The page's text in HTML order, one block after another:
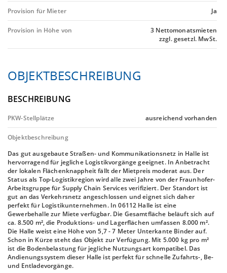
Provision für Mieter Ja
Provision in Höhe von
3 Nettomonatsmieten
zzgl. gesetzl. MwSt.
OBJEKTBESCHREIBUNG
BESCHREIBUNG
PKW-Stellplätze ausreichend vorhanden
Objektbeschreibung
Das gut ausgebaute Straßen- und Kommunikationsnetz in Halle ist
hervorragend für jegliche Logistikvorgänge geeignet. In Anbetracht
der lokalen Flächenknappheit fällt der Mietpreis moderat aus. Der
Status als Top-Logistikregion wird alle zwei Jahre von der Fraunhofer-
Arbeitsgruppe für Supply Chain Services verifiziert. Der Standort ist
gut an das Verkehrsnetz angeschlossen und eignet sich daher
perfekt für Logistikunternehmen. In 06112 Halle ist eine
Gewerbehalle zur Miete verfügbar. Die Gesamtfläche beläuft sich auf
ca. 8.500 m², die Produktions- und Lagerflächen umfassen 8.000 m².
Die Halle weist eine Höhe von 5,7 - 7 Meter Unterkante Binder auf.
Schon in Kürze steht das Objekt zur Verfügung. Mit 5.000 kg pro m²
ist die Bodenbelastung für jegliche Nutzungsart kompatibel. Das
Andienungssystem dieser Halle ist perfekt für schnelle Zufahrts-, Be-
und Entladevorgänge.